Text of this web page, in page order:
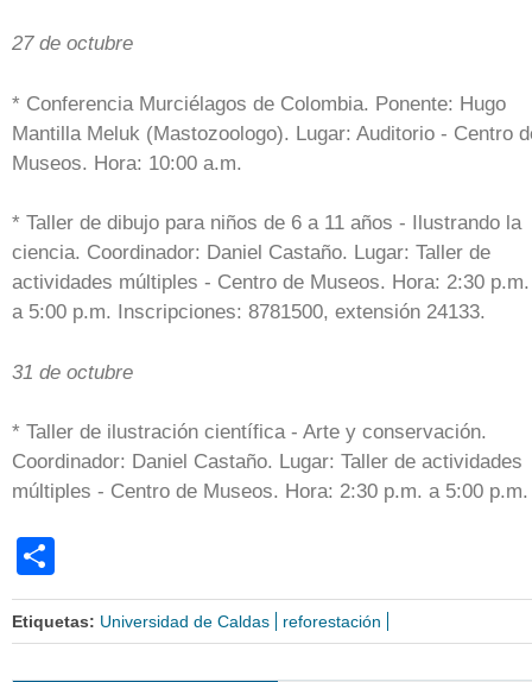
27 de octubre
* Conferencia Murciélagos de Colombia. Ponente: Hugo
Mantilla Meluk (Mastozoologo). Lugar: Auditorio - Centro
Museos. Hora: 10:00 a.m.
* Taller de dibujo para niños de 6 a 11 años - Ilustrando la
ciencia. Coordinador: Daniel Castaño. Lugar: Taller de
actividades múltiples - Centro de Museos. Hora: 2:30 p.m.
a 5:00 p.m. Inscripciones: 8781500, extensión 24133.
31 de octubre
* Taller de ilustración científica - Arte y conservación.
Coordinador: Daniel Castaño. Lugar: Taller de actividades
múltiples - Centro de Museos. Hora: 2:30 p.m. a 5:00 p.m.
Etiquetas: Universidad de Caldas reforestación